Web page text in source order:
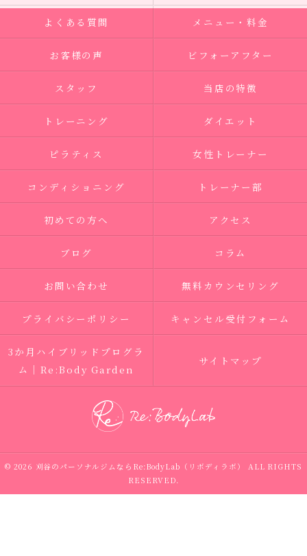
よくある質問 メニュー・料金
お客様の声 ビフォーアフター
スタッフ 当店の特徴
トレーニング ダイエット
ピラティス 女性トレーナー
コンディショニング トレーナー部
初めての方へ アクセス
ブログ コラム
お問い合わせ 無料カウンセリング
プライバシーポリシー キャンセル受付フォーム
3か月ハイブリッドプログラ
ム｜Re:Body Garden
サイトマップ
© 2026 刈谷のパーソナルジムならRe:BodyLab（リボディラボ） ALL RIGHTS
RESERVED.